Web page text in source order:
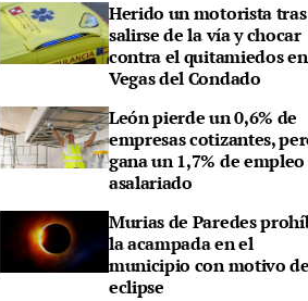
Herido un motorista tras
salirse de la vía y chocar
contra el quitamiedos en
Vegas del Condado
León pierde un 0,6% de
empresas cotizantes,
gana un 1,7% de empleo
asalariado
Murias de Paredes
la acampada en el
municipio con motivo
eclipse